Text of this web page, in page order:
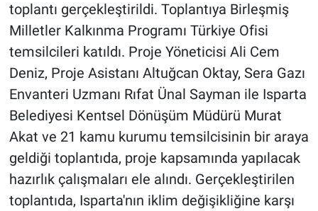
toplantı gerçekleştirildi. Toplantıya Birleşmiş
Milletler Kalkınma Programı Türkiye Ofisi
temsilcileri katıldı. Proje Yöneticisi Ali Cem
Deniz, Proje Asistanı Altuğcan Oktay, Sera Gazı
Envanteri Uzmanı Rıfat Ünal Sayman ile Isparta
Belediyesi Kentsel Dönüşüm Müdürü Murat
Akat ve 21 kamu kurumu temsilcisinin bir araya
geldiği toplantıda, proje kapsamında yapılacak
hazırlık çalışmaları ele alındı. Gerçekleştirilen
toplantıda, Isparta'nın iklim değişikliğine karşı